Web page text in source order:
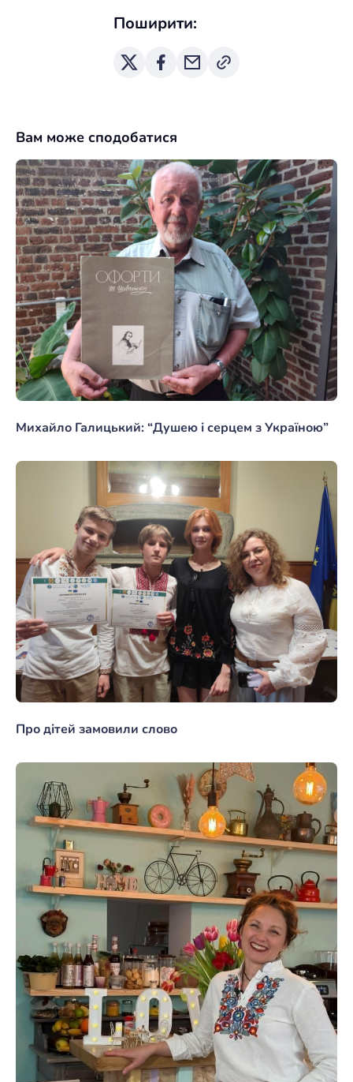
виступає організаціяПоширити:
Вам може сподобатися
Михайло Галицький: “Душею і серцем з Україною”
Про дітей замовили слово